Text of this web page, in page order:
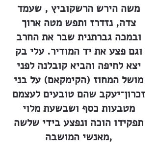
משה הירש הרשקוביץ , שעמד
צדה, נזדרז ותפש מטה ארוך
ובמכה גברתנית שבר את החרב
וגם פצע את יד המודיר. עלי בק
יצא לחיפה והביא קובלנה לפני
מושל המחוז (הקימקאם) על בני
זכרון־יעקב שהם טובעים לעצמם
מטבעות כסף ושבשעת מלוי
תפקידו הוכה ונפצע בידי שלשה
מאנשי המושבה,